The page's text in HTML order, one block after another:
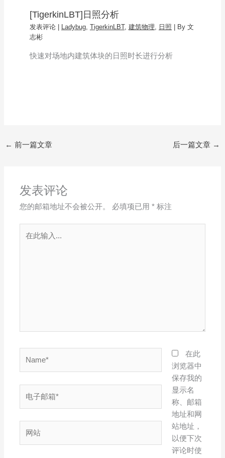
[TigerkinLBT]日照分析
发表评论 Ladybug, TigerkinLBT, 建筑物理, 日照 | By 文
志彬
快速对场地内建筑体块的日照时长进行分析
← 前一篇文章 后一篇文章 →
发表评论
您的邮箱地址不会被公开。 必填项已用* 标注
站
在此
浏览器中
保存我的
显示名
称、邮箱
地址和网
站地址，
以便下次
评论时使